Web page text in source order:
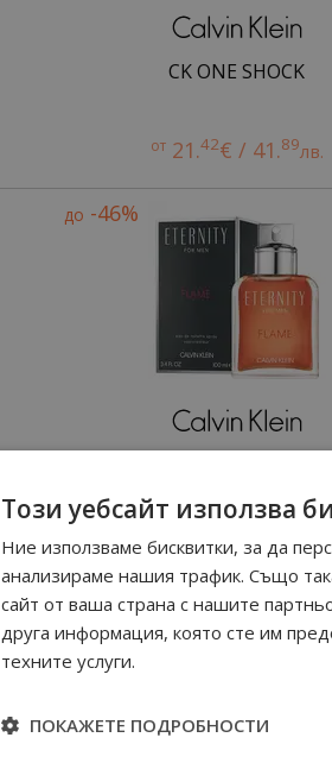
CK ONE SHOCK
от 21.42€ / 41.89лв.
до -46%
от 20. € / 40. лв.
до -31%
Този уебсайт използва
Ние използваме бисквитки, за да
анализираме нашия трафик. Също
сайт от ваша страна с нашите
друга информация, която сте им
техните услуги.
ПОКАЖЕТЕ ПОДРОБНОСТИ